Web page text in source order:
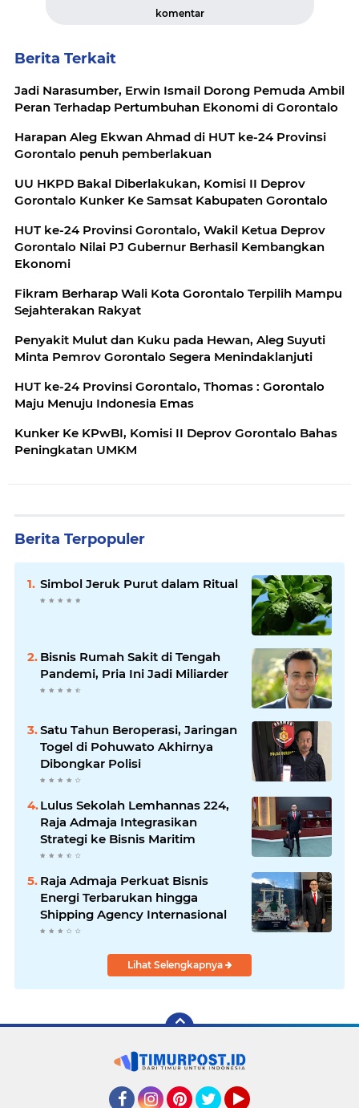
komentar
Berita Terkait
Jadi Narasumber, Erwin Ismail Dorong Pemuda Ambil
Peran Terhadap Pertumbuhan Ekonomi di Gorontalo
Harapan Aleg Ekwan Ahmad di HUT ke-24 Provinsi
Gorontalo penuh pemberlakuan
UU HKPD Bakal Diberlakukan, Komisi II Deprov
Gorontalo Kunker Ke Samsat Kabupaten Gorontalo
HUT ke-24 Provinsi Gorontalo, Wakil Ketua Deprov
Gorontalo Nilai PJ Gubernur Berhasil Kembangkan
Ekonomi
Fikram Berharap Wali Kota Gorontalo Terpilih Mampu
Sejahterakan Rakyat
Penyakit Mulut dan Kuku pada Hewan, Aleg Suyuti
Minta Pemrov Gorontalo Segera Menindaklanjuti
HUT ke-24 Provinsi Gorontalo, Thomas : Gorontalo
Maju Menuju Indonesia Emas
Kunker Ke KPwBI, Komisi II Deprov Gorontalo Bahas
Peningkatan UMKM
Berita Terpopuler
Simbol Jeruk Purut dalam Ritual
Bisnis Rumah Sakit di Tengah
Pandemi, Pria Ini Jadi Miliarder
Satu Tahun Beroperasi, Jaringan
Togel di Pohuwato Akhirnya
Dibongkar Polisi
Lulus Sekolah Lemhannas 224,
Raja Admaja Integrasikan
Strategi ke Bisnis Maritim
Raja Admaja Perkuat Bisnis
Energi Terbarukan hingga
Shipping Agency Internasional
Lihat Selengkapnya